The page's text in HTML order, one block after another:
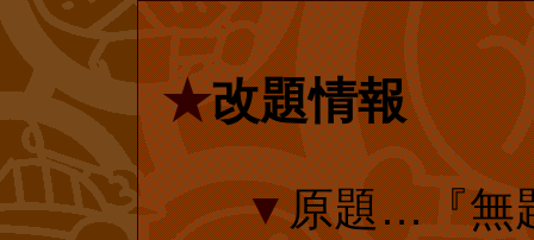
『アンパンマ
がオフィシャル
きない一方、一
話単行本化にご
amazon.com.jp
★改題情報
▼原題…『無